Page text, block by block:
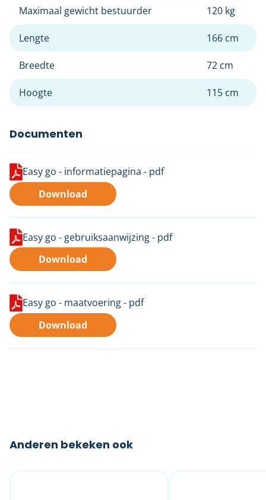
Maximaal gewicht bestuurder 120 kg
Lengte 166 cm
Breedte 72 cm
Hoogte 115 cm
Documenten
Easy go - informatiepagina - pdf
Download
Easy go - gebruiksaanwijzing - pdf
Download
Easy go - maatvoering - pdf
Download
Anderen bekeken ook